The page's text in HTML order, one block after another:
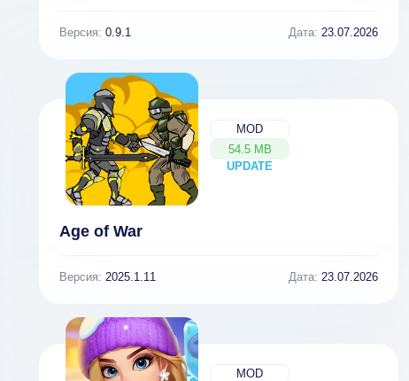
Версия: 0.9.1 Дата: 23.07.2026
MOD
54.5 MB
UPDATE
NEW
Age of War
Версия: 2025.1.11 Дата: 23.07.2026
MOD